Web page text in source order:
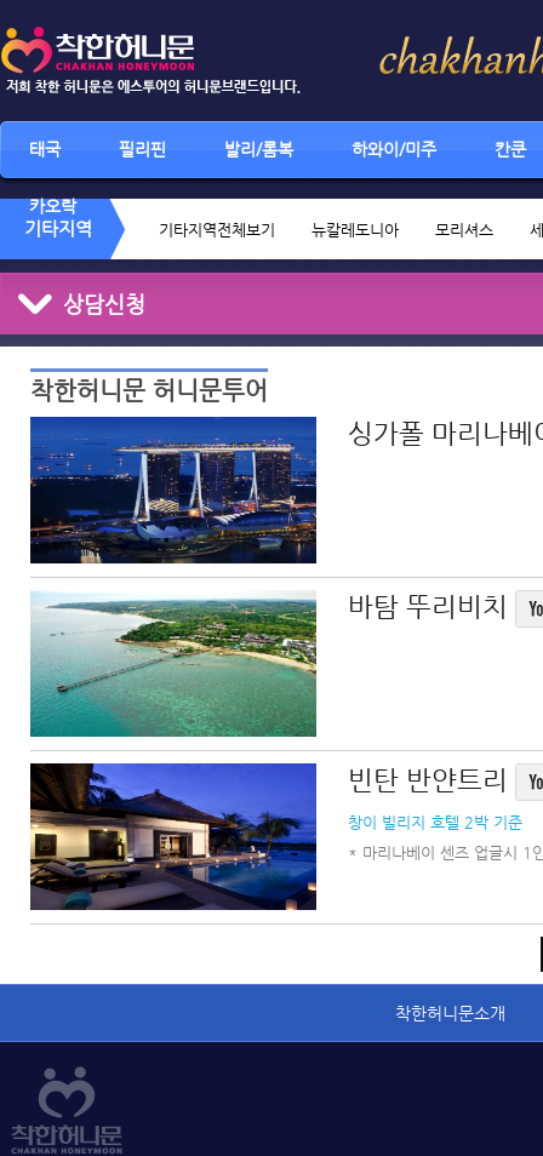
태국 필리핀 발리/롬복 하와이/미주 칸쿤
카오락
기타지역 기타지역전체보기 뉴칼레도니아 모리셔스
상담신청
착한허니문 허니문투어
싱가폴 마리나
바탐 뚜리비치
빈탄 반얀트리
창이 빌리지 호텔 2박 기준
* 마리나베이 센즈 업글시 1
착한허니문소개